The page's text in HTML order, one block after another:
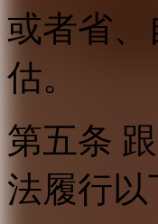
或者省
估。
第五条
法履行以